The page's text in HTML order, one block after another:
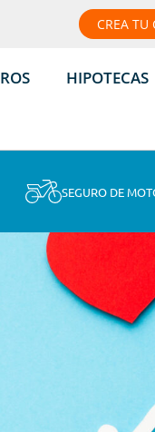
CREA TU
HIPOTECAS
SEGURO DE